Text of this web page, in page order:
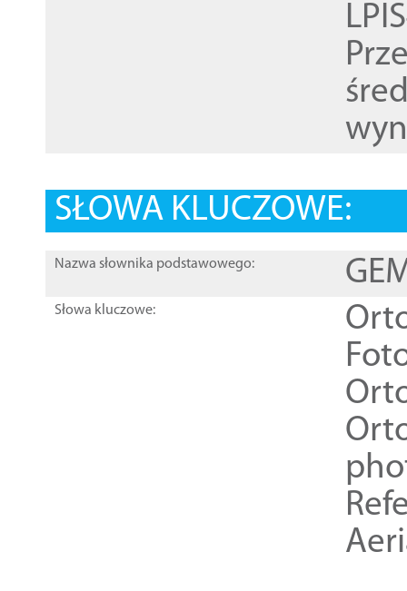
SŁOWA KLUCZOWE:
Nazwa słownika podstawowego:
Słowa kluczowe: